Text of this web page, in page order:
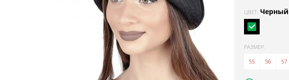
ЦВЕТ: Черный
РАЗМЕР:
55
56 57